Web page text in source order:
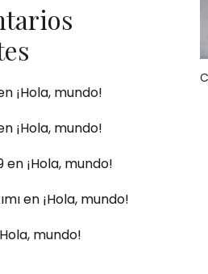
¡Hola, mundo!
¡Hola, mundo!
en ¡Hola, mundo!
en ¡Hola, mundo!
mundo!